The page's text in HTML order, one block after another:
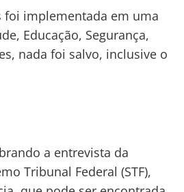
foi implementada em uma
Educação, Segurança,
nada foi salvo, inclusive o
a entrevista da
Tribunal Federal (STF),